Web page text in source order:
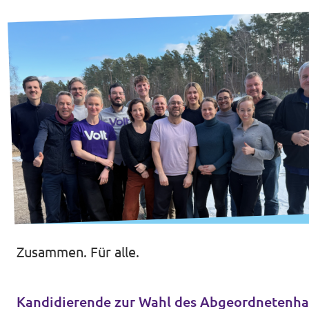
Unsere Events
unf*ck berlin
Mitmachen
Spenden
unf*ck berlin
Zusammen. Für alle.
Kandidierende zur Wahl des